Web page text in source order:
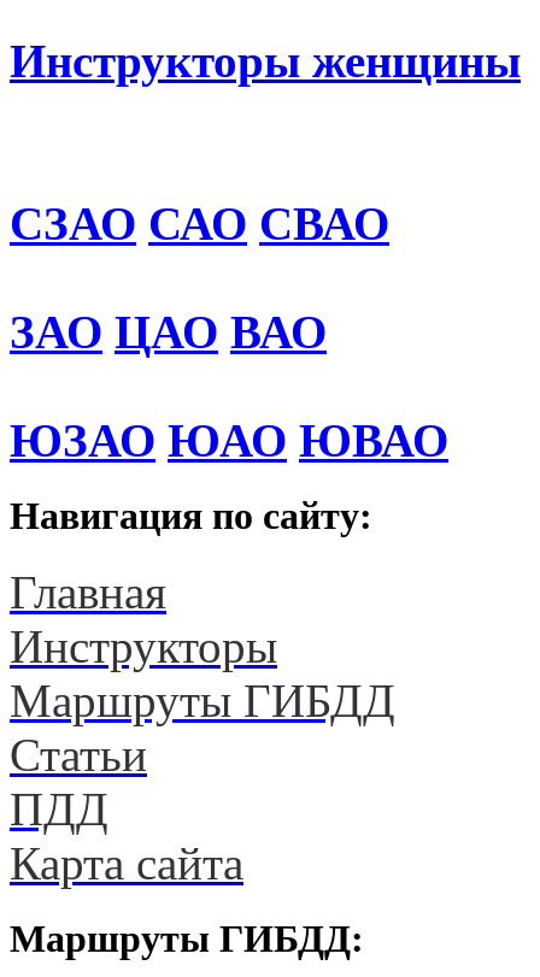
Инструкторы женщины
СЗАО САО СВАО
ЗАО ЦАО ВАО
ЮЗАО ЮАО ЮВАО
Навигация по сайту:
Главная
Инструкторы
Маршруты ГИБДД
Статьи
ПДД
Карта сайта
Маршруты ГИБДД: